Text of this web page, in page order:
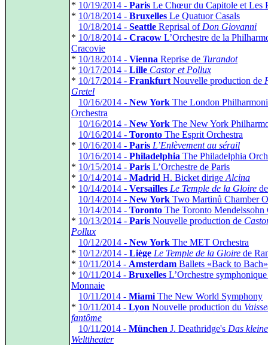
* 10/19/2014 - Paris Le Chœur du Capitole et Les
* 10/18/2014 - Bruxelles Le Quatuor Casals
10/18/2014 - Seattle Reprisal of Don Giovanni
* 10/18/2014 - Cracow L’Orchestre de la
Cracovie
* 10/18/2014 - Vienna Reprise de Turandot
* 10/17/2014 - Lille Castor et Pollux
* 10/17/2014 - Frankfurt Nouvelle production de
Gretel
10/16/2014 - New York The London
Orchestra
10/16/2014 - New York The New York
10/16/2014 - Toronto The Esprit Orchestra
* 10/16/2014 - Paris L’Enlèvement au sérail
10/16/2014 - Philadelphia The Philadelphia
* 10/15/2014 - Paris L’Orchestre de Paris
* 10/14/2014 - Madrid H. Bicket dirige Alcina
* 10/14/2014 - Versailles Le Temple de la Gloire
10/14/2014 - New York Two Martinů Chamber
10/14/2014 - Toronto The Toronto Mendelssohn
* 10/13/2014 - Paris Nouvelle production de
Pollux
10/12/2014 - New York The MET Orchestra
* 10/12/2014 - Liège Le Temple de la Gloire de
* 10/11/2014 - Amsterdam Ballets «Back to Bach»
* 10/11/2014 - Bruxelles L’Orchestre
Monnaie
10/11/2014 - Miami The New World Symphony
* 10/11/2014 - Lyon Nouvelle production du
fantôme
10/11/2014 - München J. Deathridge's Das kleine
Welttheater